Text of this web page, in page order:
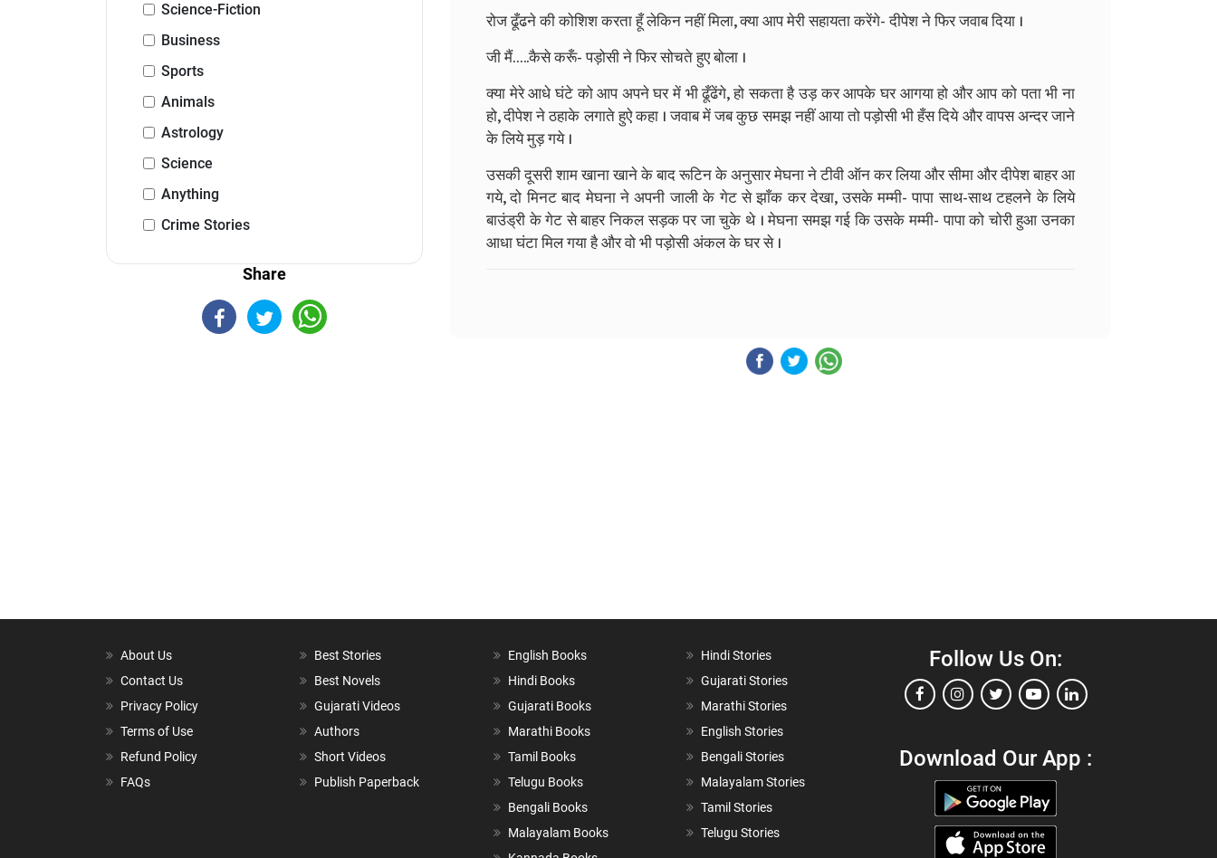
Science-Fiction
Business
Sports
Animals
Astrology
Science
Anything
Crime Stories
Share
रोज ढूँढने की कोशिश करता हूँ लेकिन नहीं मिला, क्या आप मेरी सहायता करेंगे- दीपेश ने फिर जवाब दिया ।
जी मैं…..कैसे करूँ- पड़ोसी ने फिर सोचते हुए बोला ।
क्या मेरे आधे घंटे को आप अपने घर में भी ढूँढेंगे, हो सकता है उड़ कर आपके घर आगया हो और आप को पता भी ना
हो, दीपेश ने ठहाके लगाते हुऐ कहा । जवाब में जब कुछ समझ नहीं आया तो पड़ोसी भी हँस दिये और वापस अन्दर जाने
के लिये मुड़ गये ।
उसकी दूसरी शाम खाना खाने के बाद रूटिन के अनुसार मेघना ने टीवी ऑन कर लिया और सीमा और दीपेश बाहर आ
गये, दो मिनट बाद मेघना ने अपनी जाली के गेट से झाँक कर देखा, उसके मम्मी- पापा साथ-साथ टहलने के लिये
बाउंड्री के गेट से बाहर निकल सड़क पर जा चुके थे । मेघना समझ गई कि उसके मम्मी- पापा को चोरी हुआ उनका
आधा घंटा मिल गया है और वो भी पड़ोसी अंकल के घर से ।
About Us
Contact Us
Privacy Policy
Terms of Use
Refund Policy
FAQs
Best Stories
Best Novels
Gujarati Videos
Authors
Short Videos
Publish Paperback
English Books
Hindi Books
Gujarati Books
Marathi Books
Tamil Books
Telugu Books
Bengali Books
Malayalam Books
Hindi Stories
Gujarati Stories
Marathi Stories
English Stories
Bengali Stories
Malayalam Stories
Tamil Stories
Telugu Stories
Follow Us On:
Download Our App :